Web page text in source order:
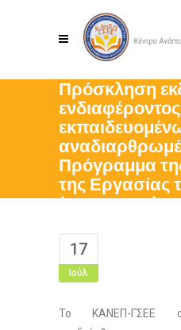
Πρόσκληση
ενδιαφέροντος
Πρόγραμμα
της Εργασίας
(2023-2025)
17
Ιούλ
Το ΚΑΝΕΠ-ΓΣΕΕ